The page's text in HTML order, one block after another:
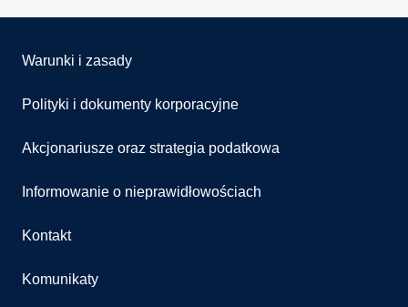
Warunki i zasady
Polityki i dokumenty korporacyjne
Akcjonariusze oraz strategia podatkowa
Informowanie o nieprawidłowościach
Kontakt
Komunikaty